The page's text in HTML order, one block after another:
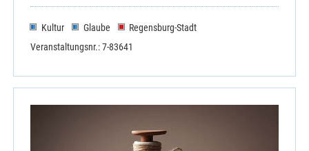
Kultur Glaube
Regensburg-Stadt
Veranstaltungsnr.: 7-83641